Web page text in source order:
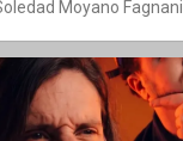
Moyano Fagnani